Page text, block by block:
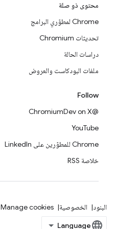
محتوى ذو صلة
Chrome لمطوّري البرامج
تحديثات Chromium
دراسات الحالة
ملفات البودكاست والعروض
Follow
@ChromiumDev on X
YouTube
Chrome للمطوّرين على LinkedIn
خلاصة RSS
البنود الخصوصية Manage cookies